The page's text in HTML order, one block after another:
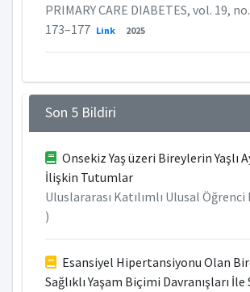
PRIMARY CARE DIABETES, vol. 19,
173–177 Link 2025
Son 5 Bildiri
Onsekiz Yaş üzeri Bireylerin Yaşlı
İlişkin Tutumlar
Uluslararası Katılımlı Ulusal
)
Esansiyel Hipertansiyonu Olan
Sağlıklı Yaşam Biçimi Davranışları İle